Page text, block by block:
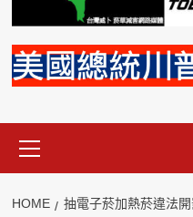
Menu
HOME
抽電子菸加熱菸違法